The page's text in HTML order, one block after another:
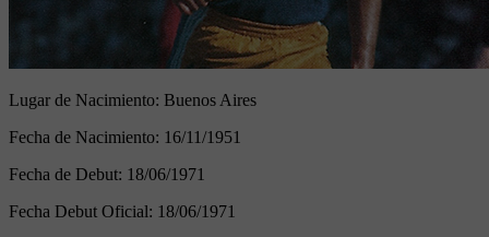
Lugar de Nacimiento: Buenos Aires
Fecha de Nacimiento: 16/11/1951
Fecha de Debut: 18/06/1971
Fecha Debut Oficial: 18/06/1971